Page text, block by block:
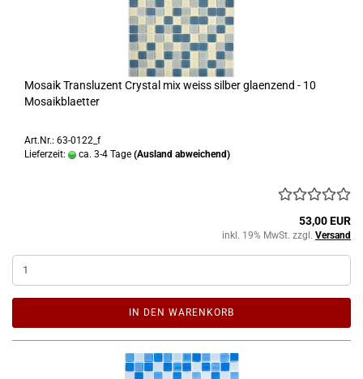
Mosaik Transluzent Crystal mix weiss silber glaenzend - 10
Mosaikblaetter
Art.Nr.: 63-0122_f
Lieferzeit:
ca. 3-4 Tage (Ausland abweichend)
53,00 EUR
inkl. 19% MwSt. zzgl. Versand
IN DEN WARENKORB